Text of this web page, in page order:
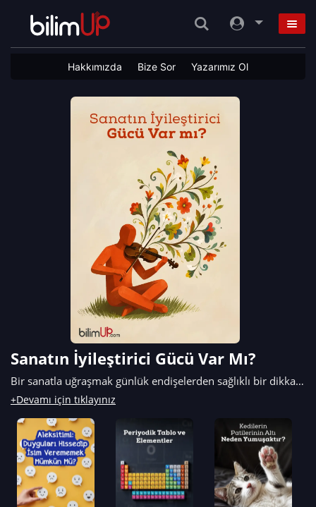
Hakkımızda Bize Sor Yazarımız Ol
Sanatın İyileştirici Gücü Var Mı?
Bir sanatla uğraşmak günlük endişelerden sağlıklı bir dikkat
dağıtıcı oluşturarak stresi ve kaygıyı azaltırken, aynı
+Devamı için tıklayınız